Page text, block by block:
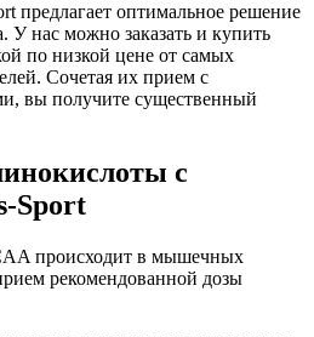
предлагает оптимальное решение
У нас можно заказать и купить
по низкой цене от самых
Сочетая их прием с
вы получите существенный
с
Sport
происходит в мышечных
рекомендованной дозы